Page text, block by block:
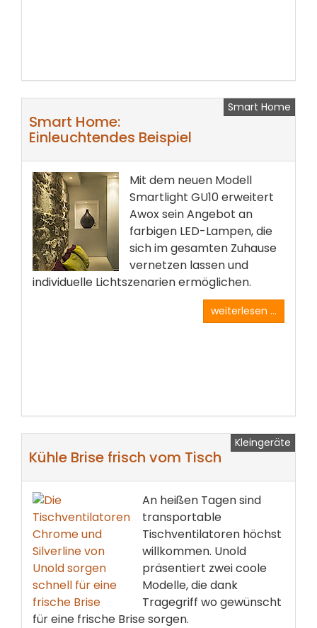
Smart Home
Smart Home:
Einleuchtendes Beispiel
Mit dem neuen Modell
Smartlight GU10 erweitert
Awox sein Angebot an
farbigen LED-Lampen, die
sich im gesamten Zuhause
vernetzen lassen und
individuelle Lichtszenarien ermöglichen.
weiterlesen ...
Kleingeräte
Kühle Brise frisch vom Tisch
An heißen Tagen sind
transportable
Tischventilatoren höchst
willkommen. Unold
präsentiert zwei coole
Modelle, die dank
Tragegriff wo gewünscht
für eine frische Brise sorgen.